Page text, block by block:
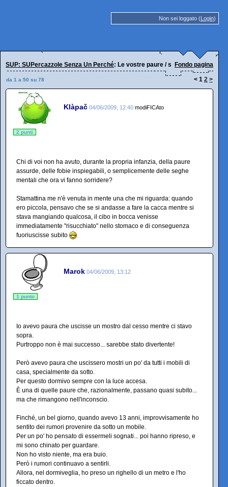
Non sei loggato (Login)
SUP: SUPercazzole Senza Un Perché: Le vostre paure / seghe mentali /
Fondo pagina
da 1 a 50 su 78 < 1 2 >
Klàpač 04/06/2009, 12:40 modiFICAto
2 punti
Chi di voi non ha avuto, durante la propria infanzia, della paure
assurde, delle fobie inspiegabili, o semplicemente delle seghe
mentali che ora vi fanno sorridere?
Stamattina me n'è venuta in mente una che mi riguarda: quando
ero piccola, pensavo che se si andasse a fare la cacca mentre si
stava mangiando qualcosa, il cibo in bocca venisse
immediatamente "risucchiato" nello stomaco e di conseguenza
fuoriuscisse subito
Marok 04/06/2009, 13:12
1 punto
Io avevo paura che uscisse un mostro dal cesso mentre ci stavo
sopra.
Purtroppo non è mai successo... sarebbe stato divertente!
Però avevo paura che uscissero mostri un po' da tutti i mobili di
casa, specialmente da sotto.
Per questo dormivo sempre con la luce accesa.
È una di quelle paure che, razionalmente, passano quasi subito...
ma che rimangono nell'inconscio.
Finché, un bel giorno, quando avevo 13 anni, improvvisamente ho
sentito dei rumori provenire da sotto un mobile.
Per un po' ho pensato di essermeli sognati... poi hanno ripreso, e
mi sono chinato per guardare.
Non ho visto niente, ma era buio.
Però i rumori continuavo a sentirli.
Allora, nel dormiveglia, ho preso un righello di un metro e l'ho
ficcato dentro.